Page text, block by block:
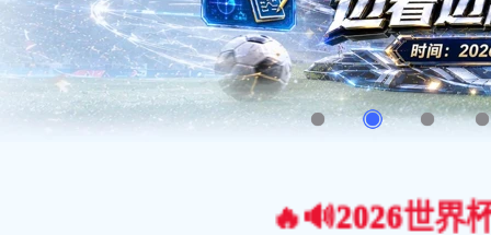
🔥🔊2026世界杯官网